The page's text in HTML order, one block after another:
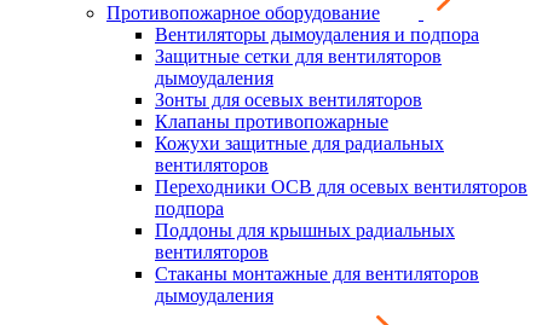
Противопожарное оборудование
Вентиляторы дымоудаления и подпора
Защитные сетки для вентиляторов
дымоудаления
Зонты для осевых вентиляторов
Клапаны противопожарные
Кожухи защитные для радиальных
вентиляторов
Переходники ОСВ для осевых вентиляторов
подпора
Поддоны для крышных радиальных
вентиляторов
Стаканы монтажные для вентиляторов
дымоудаления